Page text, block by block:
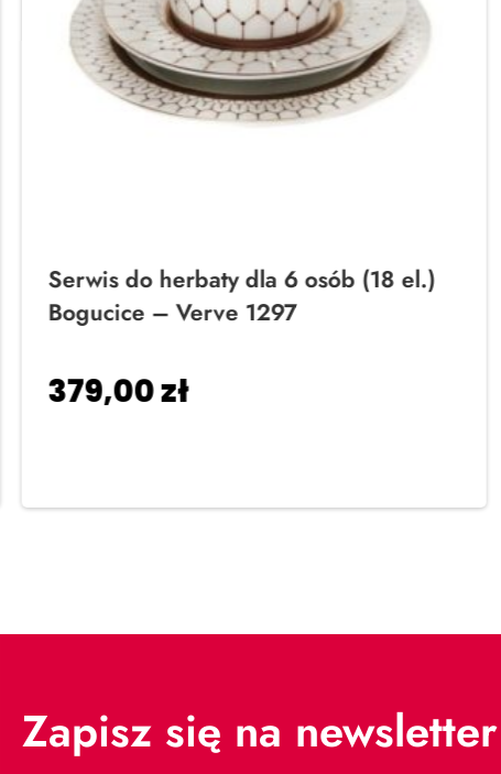
Serwis do herbaty dla 6 osób (18 el.)
Bogucice – Verve 1297
379,00zł
Zapisz się na newsletter